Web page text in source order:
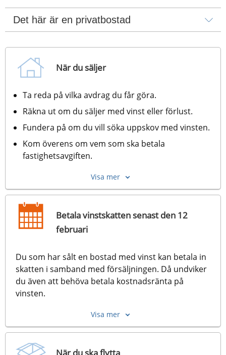
Det här är en privatbostad
När du säljer
Ta reda på vilka avdrag du får göra.
Räkna ut om du säljer med vinst eller förlust.
Fundera på om du vill söka uppskov med vinsten.
Kom överens om vem som ska betala
fastighetsavgiften.
Visa mer
Betala vinstskatten senast den 12
februari
Du som har sålt en bostad med vinst kan betala in
skatten i samband med försäljningen. Då undviker
du även att behöva betala kostnadsränta på
vinsten.
Visa mer